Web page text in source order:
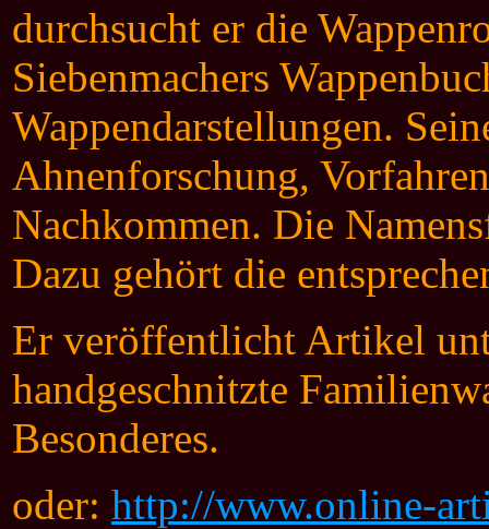
durchsucht er die
Siebenmachers
Wappendarstellungen.
Ahnenforschung,
Nachkommen. Die
Dazu gehört die
Er veröffentlicht Artikel
handgeschnitzte
Besonderes.
oder: http://www.online-